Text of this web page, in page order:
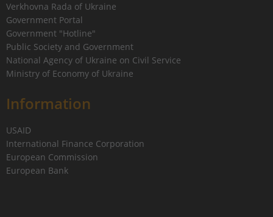
Verkhovna Rada of Ukraine
Government Portal
Government "Hotline"
Public Society and Government
National Agency of Ukraine on Civil Service
Ministry of Economy of Ukraine
Information
USAID
International Finance Corporation
European Commission
European Bank